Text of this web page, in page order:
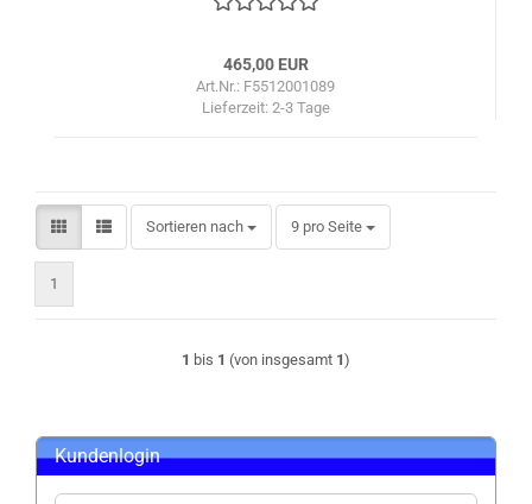
465,00 EUR
Art.Nr.: F5512001089
Lieferzeit: 2-3 Tage
Sortieren nach
Sortieren nach 9 pro Seite
pro Seite
1
1 bis 1 (von insgesamt 1)
Kundenlogin